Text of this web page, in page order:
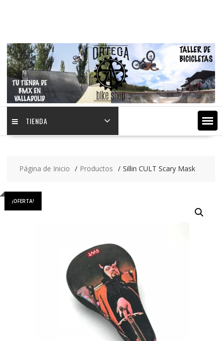
TIENDA
Página de Inicio Productos Sillin CULT Scary Mask
¡OFERTA!